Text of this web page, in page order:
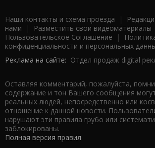
Наши контакты и схема проезда |
нами | Разместить свои видеоматериалы
Пользовательское Соглашение |
конфиденциальности и персональных
Реклама на сайте: Отдел продаж digital
Оставляя комментарий, пожалуйста,
содержание и тон Вашего сообщения
реальных людей, непосредственно или
отношение к данной новости.
нарушают эти правила грубо или
заблокированы.
Полная версия правил